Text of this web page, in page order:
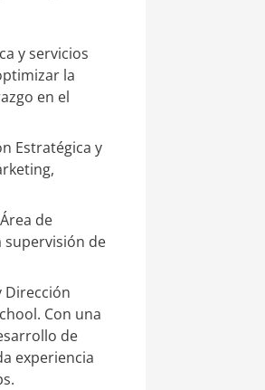
y servicios
la
en el
Estratégica y
de
supervisión de
Dirección
Con una
de
experiencia